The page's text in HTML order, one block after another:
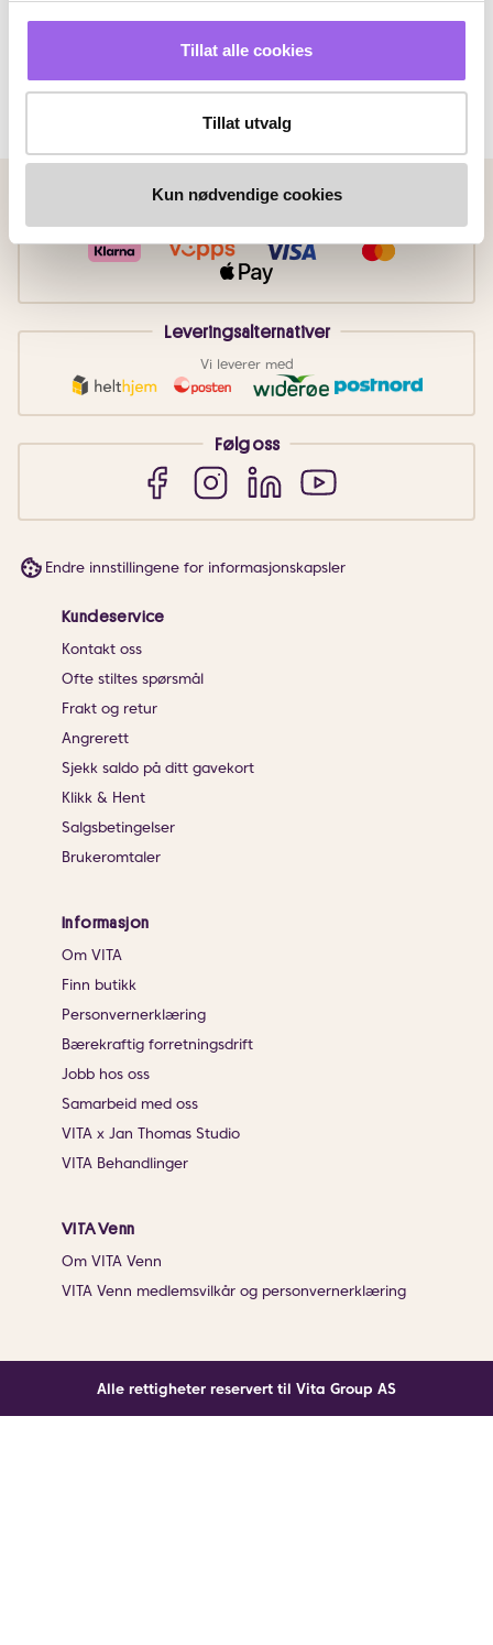
Tillat alle cookies
Tillat utvalg
Kun nødvendige cookies
Betalingsmetoder
FakturaVippsKortbetaling
Leveringsalternativer
Vi leverer med
Følg oss
Endre innstillingene for informasjonskapsler
Kundeservice
Kontakt oss
Ofte stiltes spørsmål
Frakt og retur
Angrerett
Sjekk saldo på ditt gavekort
Klikk & Hent
Salgsbetingelser
Brukeromtaler
Informasjon
Om VITA
Finn butikk
Personvernerklæring
Bærekraftig forretningsdrift
Jobb hos oss
Samarbeid med oss
VITA x Jan Thomas Studio
VITA Behandlinger
VITA Venn
Om VITA Venn
VITA Venn medlemsvilkår og personvernerklæring
Alle rettigheter reservert til Vita Group AS